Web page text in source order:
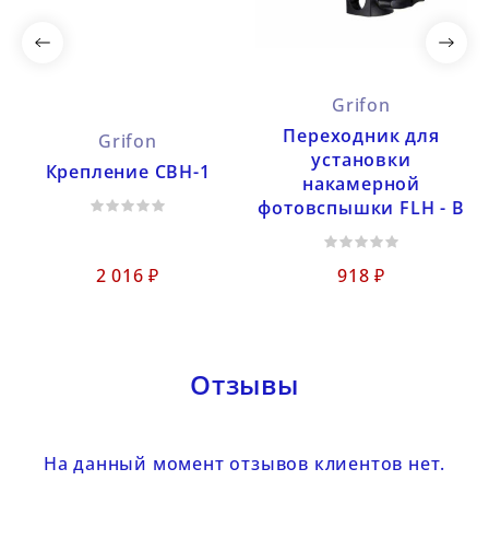
Grifon
Крепление СВН-1
2 016 ₽
Grifon
Переходник для
установки
накамерной
фотовспышки FLH - B
918 ₽
Отзывы
На данный момент отзывов клиентов нет.